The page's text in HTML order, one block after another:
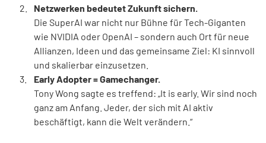
Netzwerken bedeutet Zukunft sichern.
Die SuperAI war nicht nur Bühne für Tech-Giganten
wie NVIDIA oder OpenAI – sondern auch Ort für neue
Allianzen, Ideen und das gemeinsame Ziel: KI sinnvoll
und skalierbar einzusetzen.
Early Adopter = Gamechanger.
Tony Wong sagte es treffend: „It is early. Wir sind noch
ganz am Anfang. Jeder, der sich mit AI aktiv
beschäftigt, kann die Welt verändern.“